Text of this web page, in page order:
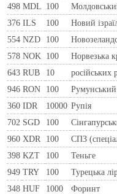
498 MDL 100
376 ILS 100 Новий
554 NZD 100
578 NOK 100 Норвезька
643 RUB 10 російських
946 RON 100
360 IDR 10000 Рупія
702 SGD 100
960 XDR 100 СПЗ
398 KZT 100 Теньге
949 TRY 100 Турецька
348 HUF 1000 Форинт